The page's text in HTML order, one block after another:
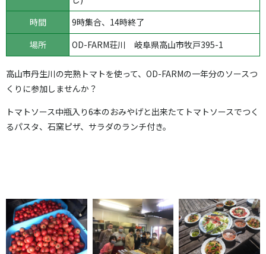
時間
9時集合、14時終了
場所
OD-FARM荘川 岐阜県高山市牧戸395-1
高山市丹生川の完熟トマトを使って、OD-FARMの一年分のソースつ
くりに参加しませんか？
トマトソース中瓶入り6本のおみやげと出来たてトマトソースでつく
るパスタ、石窯ピザ、サラダのランチ付き。